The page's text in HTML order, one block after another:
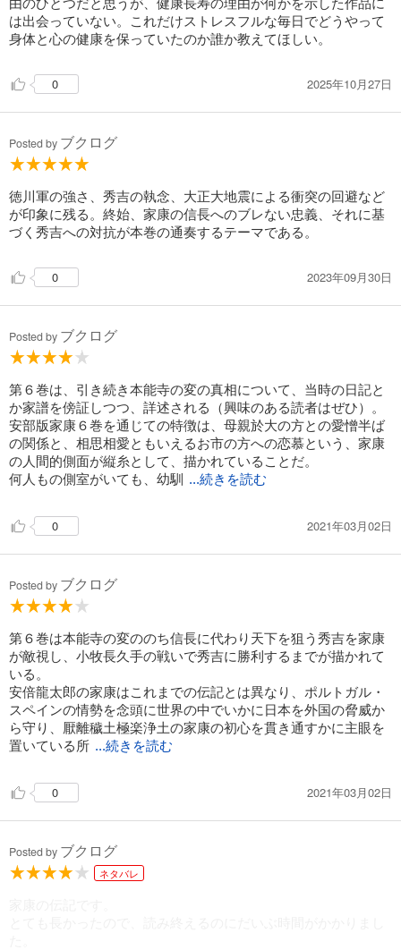
は出会っていない。これだけストレスフルな毎日でどうやって
身体と心の健康を保っていたのか誰か教えてほしい。
0 2025年10月27日
Posted by ブクログ
徳川軍の強さ、秀吉の執念、大正大地震による衝突の回避など
が印象に残る。終始、家康の信長へのブレない忠義、それに基
づく秀吉への対抗が本巻の通奏するテーマである。
0 2023年09月30日
Posted by ブクログ
第６巻は、引き続き本能寺の変の真相について、当時の日記と
か家譜を傍証しつつ、詳述される（興味のある読者はぜひ）。
安部版家康６巻を通じての特徴は、母親於大の方との愛憎半ば
の関係と、相思相愛ともいえるお市の方への恋慕という、家康
の人間的側面が縦糸として、描かれていることだ。
何人もの側室がいても、幼馴 ...続きを読む
0 2021年03月02日
Posted by ブクログ
第６巻は本能寺の変ののち信長に代わり天下を狙う秀吉を家康
が敵視し、小牧長久手の戦いで秀吉に勝利するまでが描かれて
いる。
安倍龍太郎の家康はこれまでの伝記とは異なり、ポルトガル・
スペインの情勢を念頭に世界の中でいかに日本を外国の脅威か
ら守り、厭離穢土極楽浄土の家康の初心を貫き通すかに主眼を
置いている所 ...続きを読む
0 2021年03月02日
Posted by ブクログ
ネタバレ